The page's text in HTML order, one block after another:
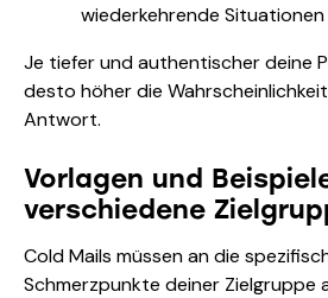
wiederkehrende Situationen
Je tiefer und authentischer deine
desto höher die
Antwort.
Vorlagen und
verschiedene
Cold Mails müssen an die
Schmerzpunkte deiner Zielgruppe